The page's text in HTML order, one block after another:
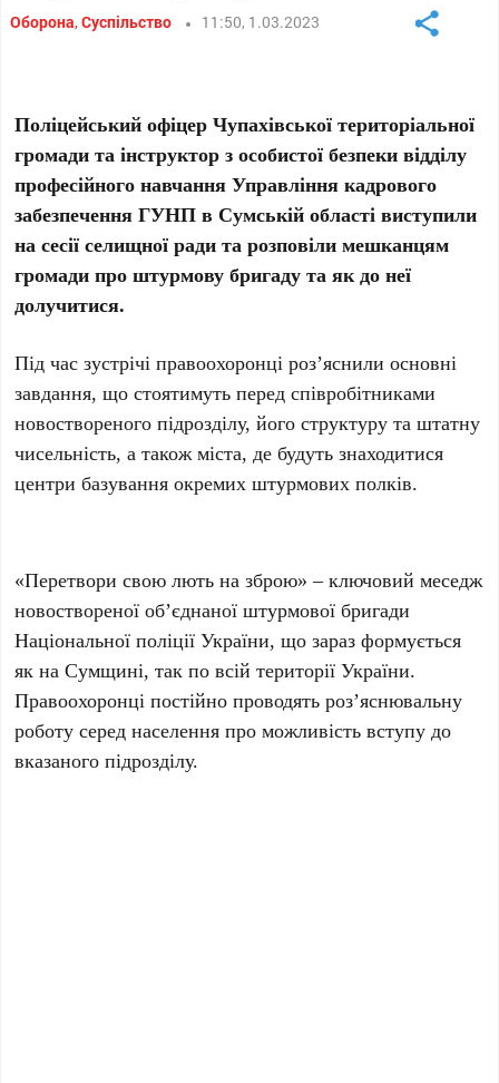
Оборона,Суспільство 11:50, 1.03.2023
Поліцейський офіцер Чупахівської територіальної
громади та інструктор з особистої безпеки відділу
професійного навчання Управління кадрового
забезпечення ГУНП в Сумській області виступили
на сесії селищної ради та розповіли мешканцям
громади про штурмову бригаду та як до неї
долучитися.
Під час зустрічі правоохоронці роз’яснили основні
завдання, що стоятимуть перед співробітниками
новоствореного підрозділу, його структуру та штатну
чисельність, а також міста, де будуть знаходитися
центри базування окремих штурмових полків.
«Перетвори свою лють на зброю» – ключовий меседж
новоствореної об’єднаної штурмової бригади
Національної поліції України, що зараз формується
як на Сумщині, так по всій території України.
Правоохоронці постійно проводять роз’яснювальну
роботу серед населення про можливість вступу до
вказаного підрозділу.